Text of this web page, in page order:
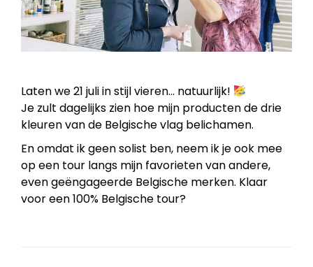
Laten we 21 juli in stijl vieren… natuurlijk!
Je zult dagelijks zien hoe mijn producten de drie
kleuren van de Belgische vlag belichamen.
En omdat ik geen solist ben, neem ik je ook mee
op een tour langs mijn favorieten van andere,
even geëngageerde Belgische merken. Klaar
voor een 100% Belgische tour?